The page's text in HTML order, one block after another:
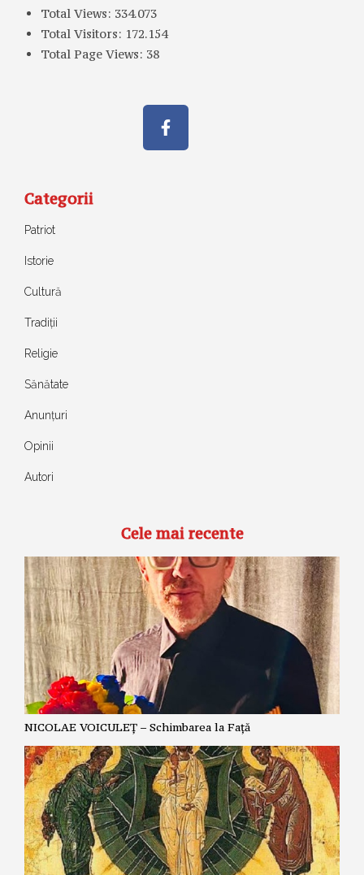
Total Views: 334.073
Total Visitors: 172.154
Total Page Views: 38
Categorii
Patriot
Istorie
Cultură
Tradiții
Religie
Sănătate
Anunțuri
Opinii
Autori
Cele mai recente
NICOLAE VOICULEȚ – Schimbarea la Față